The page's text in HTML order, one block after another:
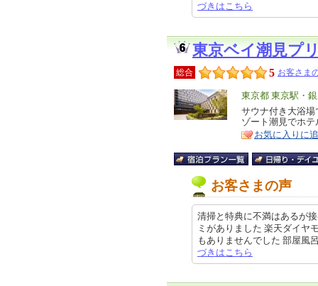
づきはこちら
東京ベイ潮見プ
総合 5 お客さま
エ
リ
ア
東京都 東京駅・
特
徴
サウナ付き大浴
ゾート潮見でホ
お気に入りに
お客さまの声
清掃と特典に不満はあるが
ミがありました 楽天ダイヤ
もありませんでした 部屋
づきはこちら